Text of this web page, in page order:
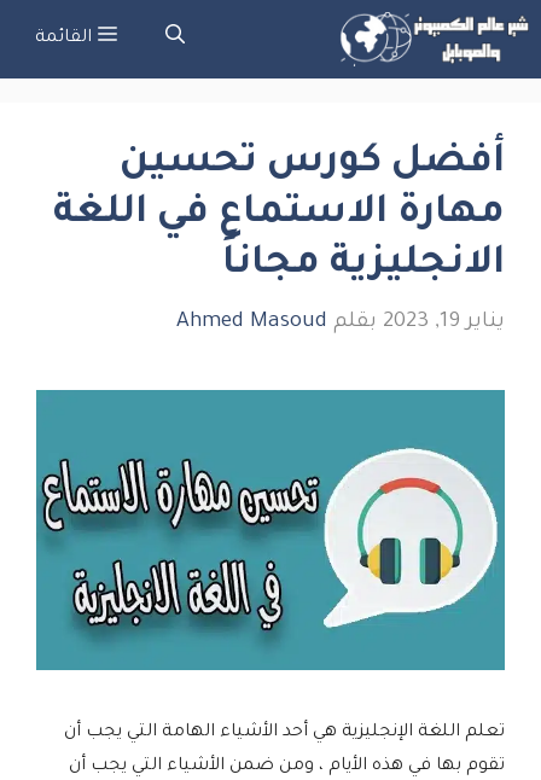
انتقل
المحتوى
القائمة
أفضل كورس تحسين
مهارة الاستماع في اللغة
الانجليزية مجاناً
يناير 19, 2023 بقلم Ahmed Masoud
تعلم اللغة الإنجليزية هي أحد الأشياء الهامة التي يجب أن
تقوم بها في هذه الأيام ، ومن ضمن الأشياء التي يجب أن